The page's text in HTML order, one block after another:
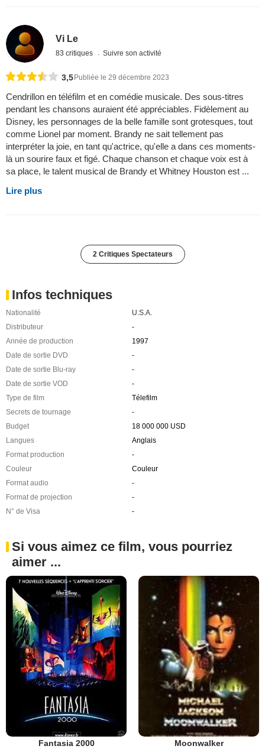
Vi Le
83 critiques Suivre son activité
3,5 Publiée le 29 décembre 2023
Cendrillon en téléfilm et en comédie musicale. Des sous-titres
pendant les chansons auraient été appréciables. Fidèlement au
Disney, les personnages de la belle famille sont grotesques, tout
comme Lionel par moment. Brandy ne sait tellement pas
interpréter la joie, en tant qu'actrice, qu'elle a dans ces moments-
là un sourire faux et figé. Chaque chanson et chaque voix est à
sa place, le talent musical de Brandy et Whitney Houston est ...
Lire plus
2 Critiques Spectateurs
Infos techniques
Nationalité
U.S.A.
Distributeur
-
Année de production
1997
Date de sortie DVD
-
Date de sortie Blu-ray
-
Date de sortie VOD
-
Type de film
Télefilm
Secrets de tournage
-
Budget
18 000 000 USD
Langues
Anglais
Format production
-
Couleur
Couleur
Format audio
-
Format de projection
-
N° de Visa
-
Si vous aimez ce film, vous pourriez
aimer ...
Fantasia 2000 Moonwalker